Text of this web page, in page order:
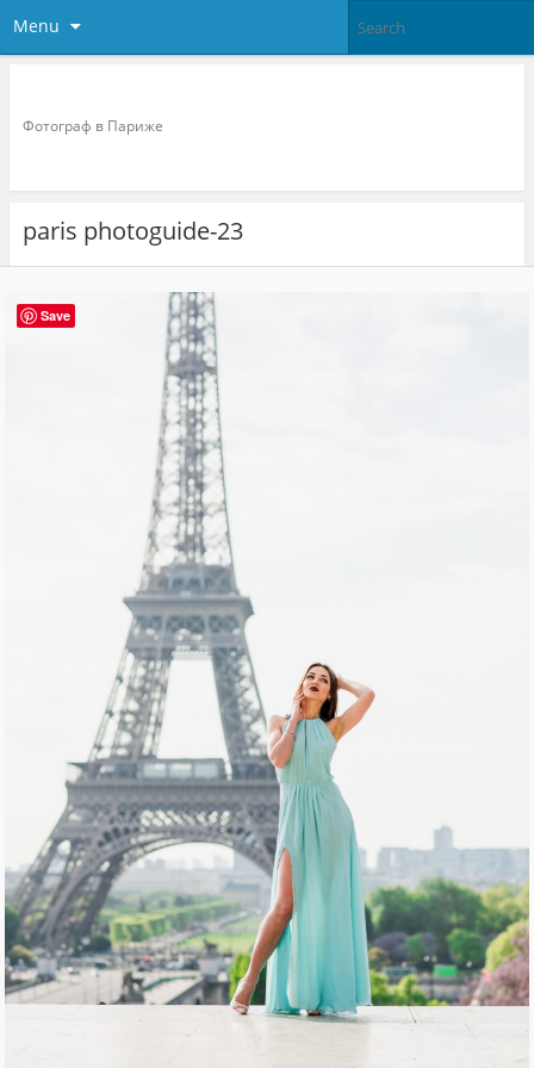
Menu
Фотограф в Париже
paris photoguide-23
Save